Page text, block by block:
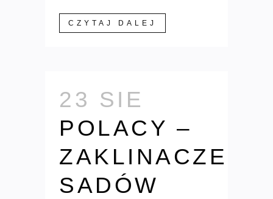
CZYTAJ DALEJ
23 SIE
POLACY –
ZAKLINACZE
SADÓW